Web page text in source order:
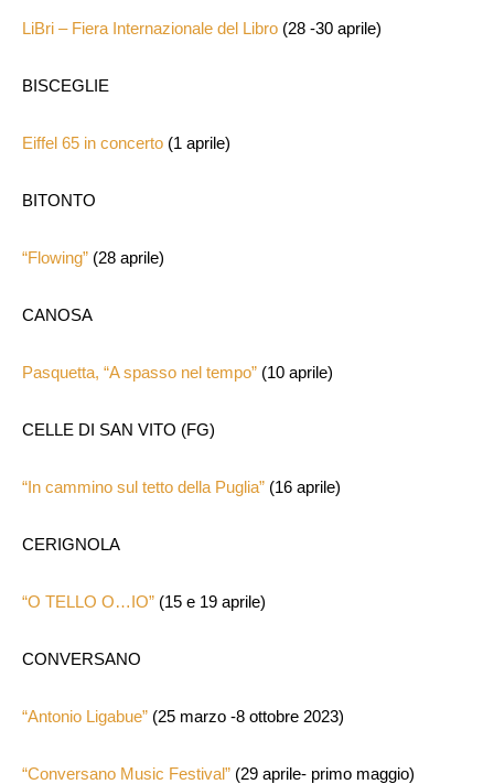
LiBri – Fiera Internazionale del Libro (28 -30 aprile)
BISCEGLIE
Eiffel 65 in concerto (1 aprile)
BITONTO
“Flowing” (28 aprile)
CANOSA
Pasquetta, “A spasso nel tempo” (10 aprile)
CELLE DI SAN VITO (FG)
“In cammino sul tetto della Puglia” (16 aprile)
CERIGNOLA
“O TELLO O…IO” (15 e 19 aprile)
CONVERSANO
“Antonio Ligabue” (25 marzo -8 ottobre 2023)
“Conversano Music Festival” (29 aprile- primo maggio)